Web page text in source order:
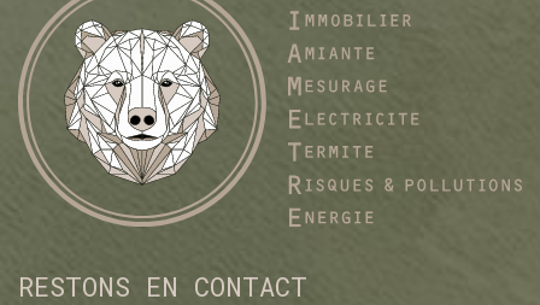
RESTONS EN CONTACT